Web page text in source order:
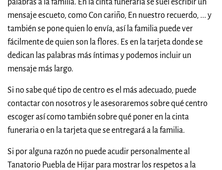
palabras a la familia. En la cinta funeraria se suel escribir un
mensaje escueto, como Con cariño, En nuestro recuerdo, ... y
también se pone quien lo envía, así la familia puede ver
fácilmente de quien son la flores. Es en la tarjeta donde se
dedican las palabras más íntimas y podemos incluir un
mensaje más largo.
Si no sabe qué tipo de centro es el más adecuado, puede
contactar con nosotros y le asesoraremos sobre qué centro
escoger así como también sobre qué poner en la cinta
funeraria o en la tarjeta que se entregará a la familia.
Si por alguna razón no puede acudir personalmente al
Tanatorio Puebla de Hijar para mostrar los respetos a la